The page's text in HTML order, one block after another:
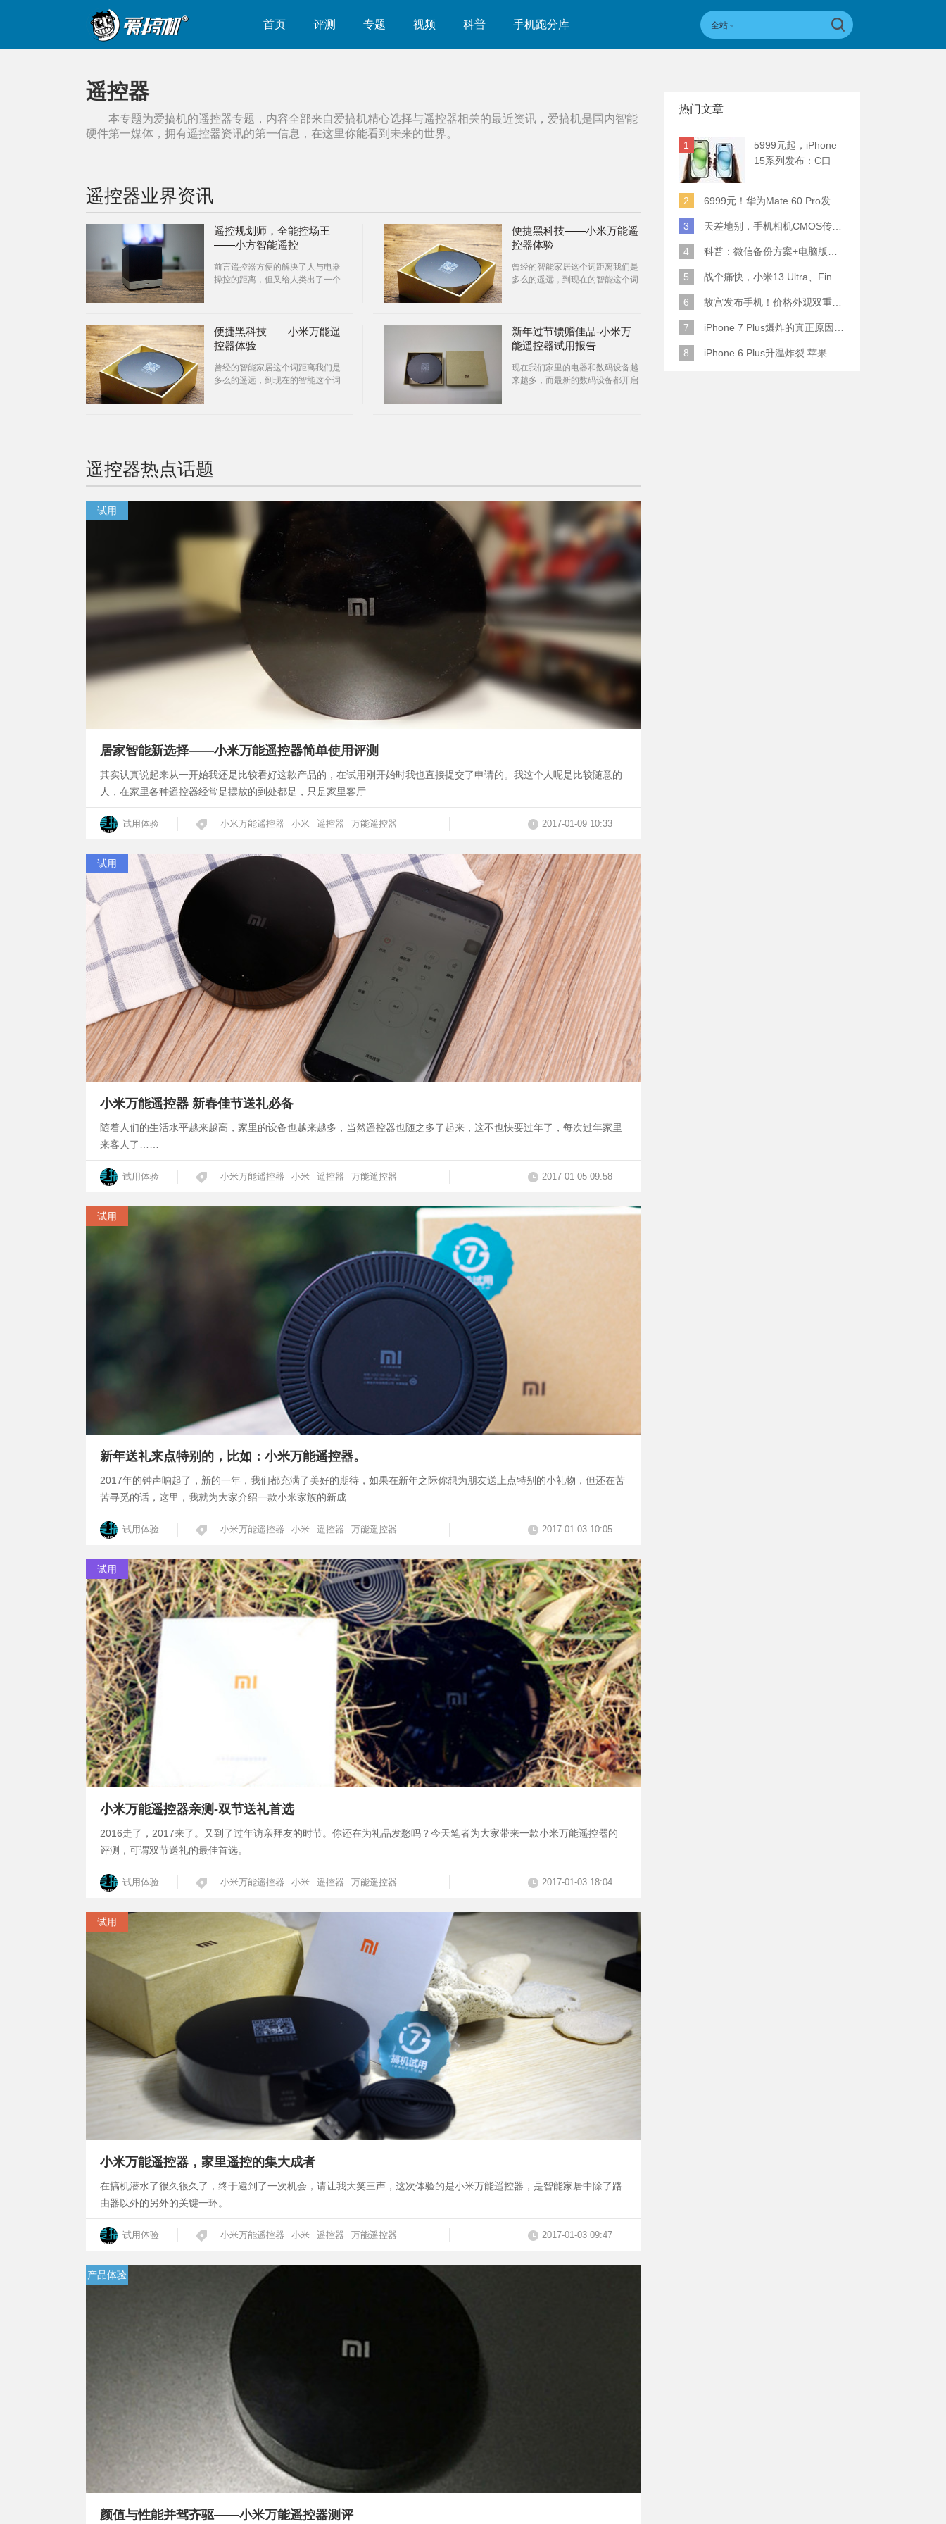
首页 评测 专题 视频 科普 手机跑分库 全站
遥控器
本专题为爱搞机的遥控器专题，内容全部来自爱搞机精心选择与遥控器相关的最近资讯，爱搞机是国内智能
硬件第一媒体，拥有遥控器资讯的第一信息，在这里你能看到未来的世界。
遥控器业界资讯
遥控规划师，全能控场王
——小方智能遥控
前言遥控器方便的解决了人与电器
操控的距离，但又给人类出了一个
便捷黑科技——小米万能遥
控器体验
曾经的智能家居这个词距离我们是
多么的遥远，到现在的智能这个词
便捷黑科技——小米万能遥
控器体验
曾经的智能家居这个词距离我们是
多么的遥远，到现在的智能这个词
新年过节馈赠佳品-小米万
能遥控器试用报告
现在我们家里的电器和数码设备越
来越多，而最新的数码设备都开启
遥控器热点话题
试用
居家智能新选择——小米万能遥控器简单使用评测
其实认真说起来从一开始我还是比较看好这款产品的，在试用刚开始时我也直接提交了申请的。我这个人呢是比较随意的
人，在家里各种遥控器经常是摆放的到处都是，只是家里客厅
试用体验 小米万能遥控器 小米 遥控器 万能遥控器 2017-01-09 10:33
试用
小米万能遥控器 新春佳节送礼必备
随着人们的生活水平越来越高，家里的设备也越来越多，当然遥控器也随之多了起来，这不也快要过年了，每次过年家里
来客人了……
试用体验 小米万能遥控器 小米 遥控器 万能遥控器 2017-01-05 09:58
试用
新年送礼来点特别的，比如：小米万能遥控器。
2017年的钟声响起了，新的一年，我们都充满了美好的期待，如果在新年之际你想为朋友送上点特别的小礼物，但还在苦
苦寻觅的话，这里，我就为大家介绍一款小米家族的新成
试用体验 小米万能遥控器 小米 遥控器 万能遥控器 2017-01-03 10:05
试用
小米万能遥控器亲测-双节送礼首选
2016走了，2017来了。又到了过年访亲拜友的时节。你还在为礼品发愁吗？今天笔者为大家带来一款小米万能遥控器的
评测，可谓双节送礼的最佳首选。
试用体验 小米万能遥控器 小米 遥控器 万能遥控器 2017-01-03 18:04
试用
小米万能遥控器，家里遥控的集大成者
在搞机潜水了很久很久了，终于逮到了一次机会，请让我大笑三声，这次体验的是小米万能遥控器，是智能家居中除了路
由器以外的另外的关键一环。
试用体验 小米万能遥控器 小米 遥控器 万能遥控器 2017-01-03 09:47
产品体验
颜值与性能并驾齐驱——小米万能遥控器测评
热门文章
1
5999元起，iPhone
15系列发布：C口
2
6999元！华为Mate 60 Pro发布：麒麟9000S+卫星通话 (附初步跑分)
3 天差地别，手机相机CMOS传感器实际面积对比
4 科普：微信备份方案+电脑版丢失数据恢复指南
5 战个痛快，小米13 Ultra、Find X6 Pro、vivo X90 Pro+、小米12SU拍照横评
6 故宫发布手机！价格外观双重逆天！
7 iPhone 7 Plus爆炸的真正原因原来是这样
8 iPhone 6 Plus升温炸裂 苹果赔了一部全新的